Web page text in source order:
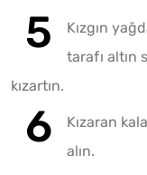
Kızgın
tarafı altın
kızartın.
Kızaran
alın.